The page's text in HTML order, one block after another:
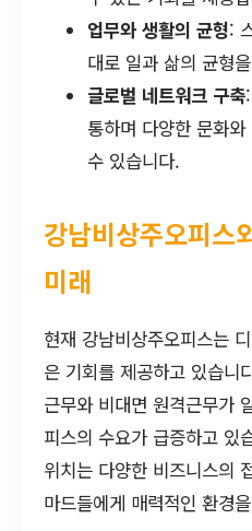
업무와 생활의 균형:
대로 일과 삶의 균형
글로벌 네트워크 구축
통하며 다양한 문화
수 있습니다.
강남비상주오피스
미래
현재 강남비상주오피스는
은 기회를 제공하고 있습니
근무와 비대면 원격근무가
피스의 수요가 급증하고 있
위치는 다양한 비즈니스의
마드들에게 매력적인 환경